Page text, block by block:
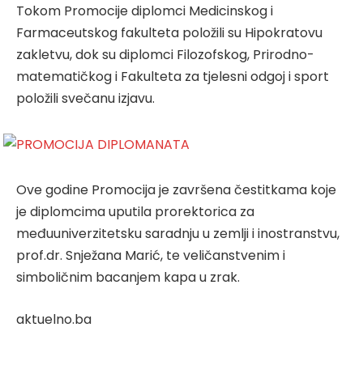
Tokom Promocije diplomci Medicinskog i
Farmaceutskog fakulteta položili su Hipokratovu
zakletvu, dok su diplomci Filozofskog, Prirodno-
matematičkog i Fakulteta za tjelesni odgoj i sport
položili svečanu izjavu.
Ove godine Promocija je završena čestitkama koje
je diplomcima uputila prorektorica za
međuuniverzitetsku saradnju u zemlji i inostranstvu,
prof.dr. Snježana Marić, te veličanstvenim i
simboličnim bacanjem kapa u zrak.
aktuelno.ba